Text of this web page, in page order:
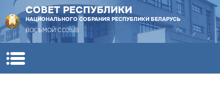
СОВЕТ РЕСПУБЛИКИ
НАЦИОНАЛЬНОГО СОБРАНИЯ РЕСПУБЛИКИ БЕЛАРУСЬ
ВОСЬМОЙ СОЗЫВ